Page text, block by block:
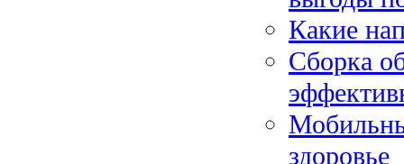
Какие
Сборка
здоровье